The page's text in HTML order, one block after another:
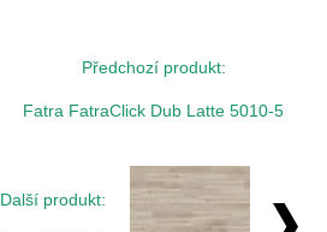
Předchozí produkt:
Fatra FatraClick Dub Latte 5010-5
Další produkt: